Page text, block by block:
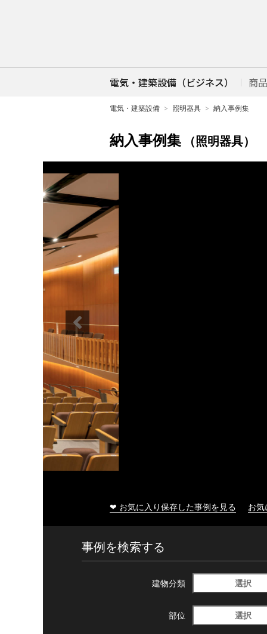
電気・建築設備（ビジネス） 商
電気・建築設備 照明器具 納入事例集
納入事例集 （照明器具）
大船渡市民文化会館
❤ お気に入り保存した事例を見る お
事例を検索する
建物分類 選択
部位 選択